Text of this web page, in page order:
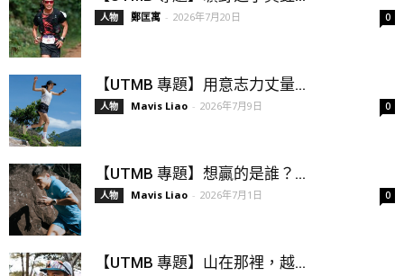
人物 鄭匡寓 - 2026年7月20日 0
【UTMB 專題】用意志力丈量...
人物 Mavis Liao - 2026年7月9日 0
【UTMB 專題】想贏的是誰？...
人物 Mavis Liao - 2026年7月1日 0
【UTMB 專題】山在那裡，越...